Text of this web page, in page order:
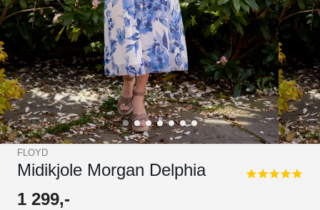
FLOYD
Midikjole Morgan Delphia
5.0
1 299,-